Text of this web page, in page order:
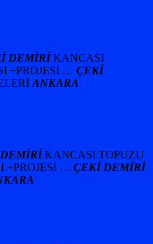
DEMİRİKANCASI
+PROJESİ … ÇEKİ
ANKARA
KANCASI TOPUZU
+PROJESİ … ÇEKİ DEMİRİ